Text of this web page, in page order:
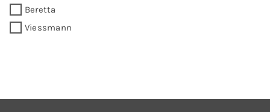
Beretta
Viessmann